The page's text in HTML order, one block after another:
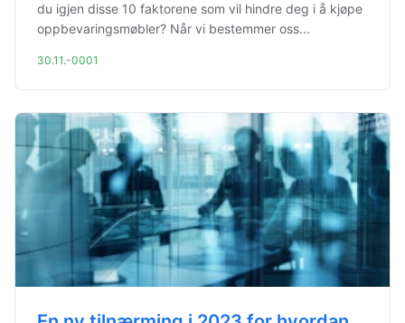
du igjen disse 10 faktorene som vil hindre deg i å kjøpe
oppbevaringsmøbler? Når vi bestemmer oss...
30.11.-0001